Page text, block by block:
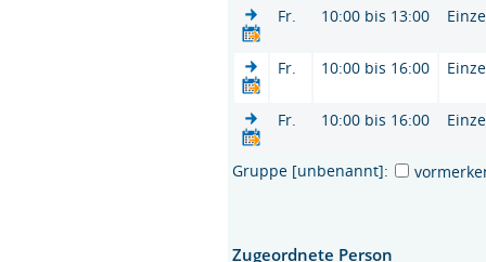
Fr. 10:00 bis 13:00
Fr. 10:00 bis 16:00
Fr. 10:00 bis 16:00
Gruppe [unbenannt]:
Zugeordnete Person